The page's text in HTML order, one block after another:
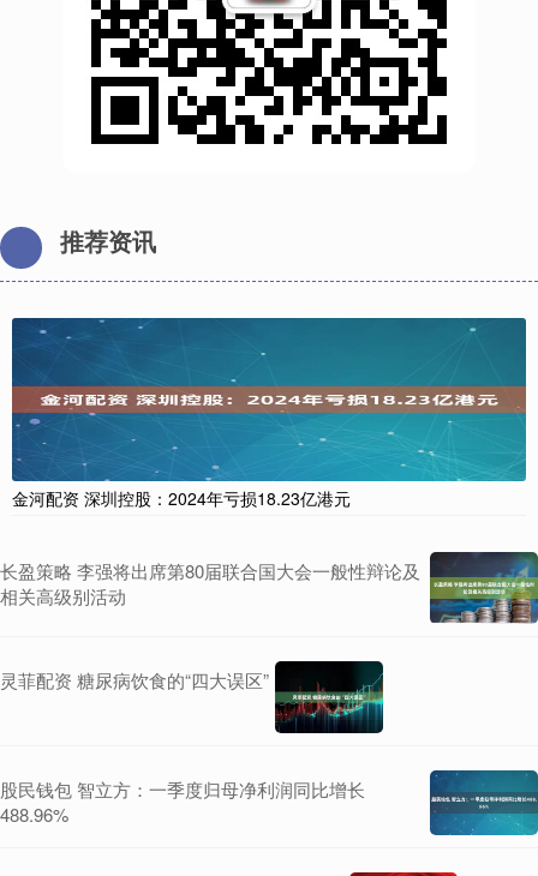
推荐资讯
金河配资 深圳控股：2024年亏损18.23亿港元
长盈策略 李强将出席第80届联合国大会一般性辩论及
相关高级别活动
灵菲配资 糖尿病饮食的“四大误区”
股民钱包 智立方：一季度归母净利润同比增长
488.96%